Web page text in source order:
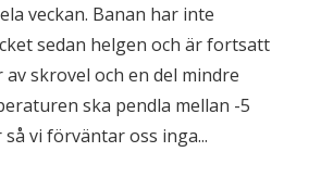
veckan. Banan har inte
sedan helgen och är fortsatt
skrovel och en del mindre
ska pendla mellan -5
vi förväntar oss inga...